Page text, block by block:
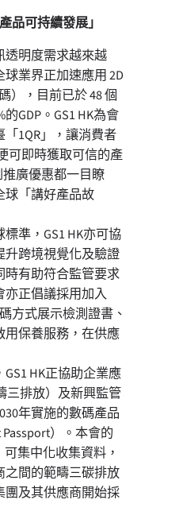
品可持續發展」
透明度需求越來越
業界正加速應用 2D
），目前已於 48 個
GDP。GS1 HK為會
1QR」，讓消費者
可即時獲取可信的產
廣優惠都一目瞭
球「講好產品故
準，GS1 HK亦可協
跨境視覺化及驗證
時有助符合監管要求
亦正倡議採用加入
方式展示檢測證書、
保養服務，在供應
GS1 HK正協助企業應
三排放）及新興監管
年實施的數碼產品
）。本會的
可集中化收集資料，
間的範疇三碳排放
及其供應商開始採